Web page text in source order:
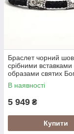
Браслет чорний
срібними вставками
образами святих
та Спаситель
В наявності
5 949 ₴
Купити